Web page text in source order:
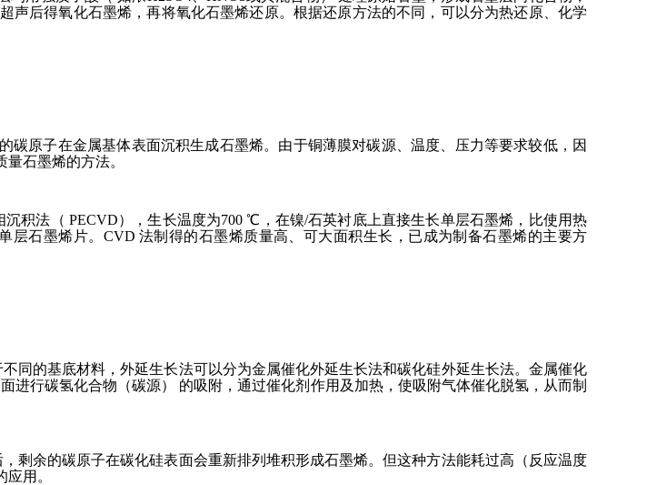
后得氧化石墨烯，再将氧化石墨烯还原。根据还原方法的不同，可以分为热还原、化学
原子在金属基体表面沉积生成石墨烯。由于铜薄膜对碳源、温度、压力等要求较低，因
石墨烯的方法。
积法（ PECVD），生长温度为700 ℃，在镍/石英衬底上直接生长单层石墨烯，比使用热
石墨烯片。CVD 法制得的石墨烯质量高、可大面积生长，已成为制备石墨烯的主要方
同的基底材料，外延生长法可以分为金属催化外延生长法和碳化硅外延生长法。金属催化
进行碳氢化合物（碳源） 的吸附，通过催化剂作用及加热，使吸附气体催化脱氢，从而制
剩余的碳原子在碳化硅表面会重新排列堆积形成石墨烯。但这种方法能耗过高（反应温度
用。